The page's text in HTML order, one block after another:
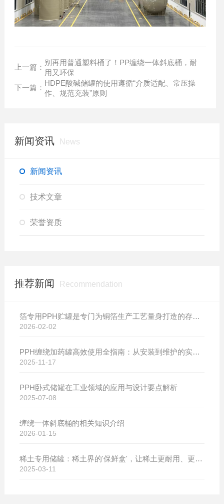
上一篇：
别再用普通塑料桶了！PP缠绕一体斜底桶，耐
用又环保
下一篇：
HDPE酸碱储罐的使用遵循“介质适配、常压操
作、规范充装”原则
新闻资讯 News
新闻资讯
技术文章
荣誉资质
推荐新闻 Recommendation
箔专用PPH贮罐是专门为铜箔生产工艺量身打造的存储设备
2026-02-02
PPH缠绕加药罐高效使用全指南：从安装到维护的实用技巧
2025-11-17
PPH卧式储罐在工业领域的应用与设计要点解析
2025-07-08
缠绕一体斜底桶的相关知识介绍
2026-01-15
稀土专用储罐：稀土界的'保鲜盒'，让稀土更耐用、更值钱！
2025-03-11